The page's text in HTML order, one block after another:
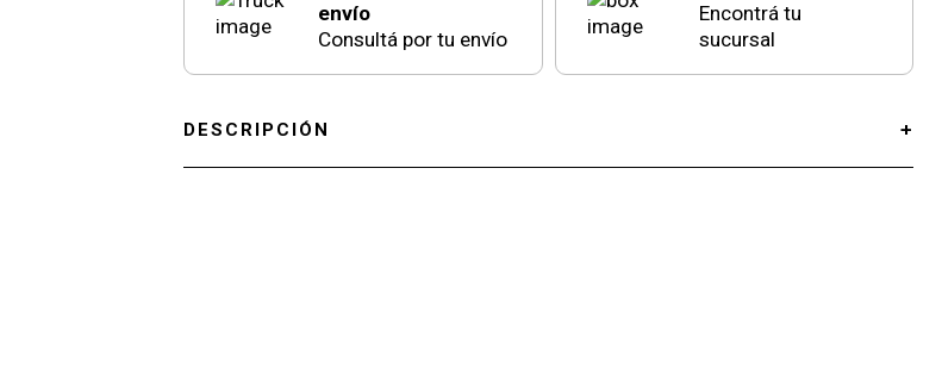
envío
Consultá por tu envío
Encontrá tu
sucursal
DESCRIPCIÓN